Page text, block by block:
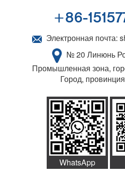
+86-
Электронная почта:
№ 20 Линюнь
Промышленная зона,
Город,
WhatsApp